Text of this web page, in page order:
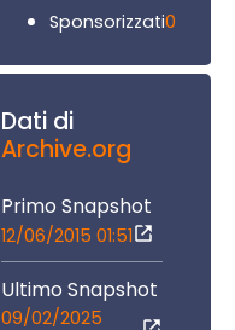
Sponsorizzati0
Dati di
Archive.org
Primo Snapshot
12/06/2015 01:51
Ultimo Snapshot
09/02/2025